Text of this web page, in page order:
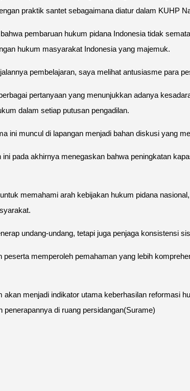
praktik santet sebagaimana diatur dalam KUHP
pembaruan hukum pidana Indonesia tidak
hukum masyarakat Indonesia yang majemuk.
pembelajaran, saya melihat antusiasme para
pertanyaan yang menunjukkan adanya
dalam setiap putusan pengadilan.
ini muncul di lapangan menjadi bahan diskusi yang
ini pada akhirnya menegaskan bahwa peningkatan
memahami arah kebijakan hukum pidana
undang-undang, tetapi juga penjaga konsistensi
peserta memperoleh pemahaman yang lebih
akan menjadi indikator utama keberhasilan reformasi
penerapannya di ruang persidangan(Surame)